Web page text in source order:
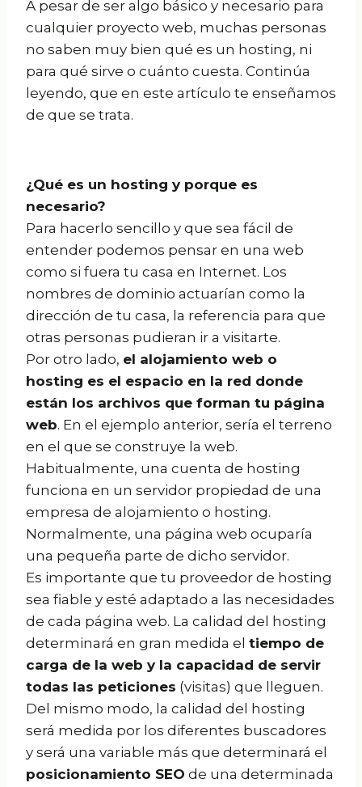
A pesar de ser algo básico y necesario para
cualquier proyecto web, muchas personas
no saben muy bien qué es un hosting, ni
para qué sirve o cuánto cuesta. Continúa
leyendo, que en este artículo te enseñamos
de que se trata.
¿Qué es un hosting y porque es
necesario?
Para hacerlo sencillo y que sea fácil de
entender podemos pensar en una web
como si fuera tu casa en Internet. Los
nombres de dominio actuarían como la
dirección de tu casa, la referencia para que
otras personas pudieran ir a visitarte.
Por otro lado, el alojamiento web o
hosting es el espacio en la red donde
están los archivos que forman tu página
web. En el ejemplo anterior, sería el terreno
en el que se construye la web.
Habitualmente, una cuenta de hosting
funciona en un servidor propiedad de una
empresa de alojamiento o hosting.
Normalmente, una página web ocuparía
una pequeña parte de dicho servidor.
Es importante que tu proveedor de hosting
sea fiable y esté adaptado a las necesidades
de cada página web. La calidad del hosting
determinará en gran medida el tiempo de
carga de la web y la capacidad de servir
todas las peticiones (visitas) que lleguen.
Del mismo modo, la calidad del hosting
será medida por los diferentes buscadores
y será una variable más que determinará el
posicionamiento SEO de una determinada